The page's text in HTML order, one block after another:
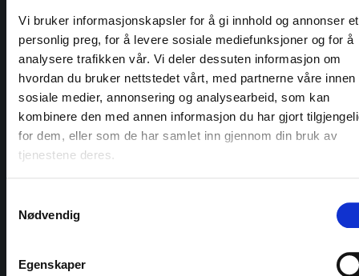
Vi bruker informasjonskapsler for å gi innhold og annonser et
personlig preg, for å levere sosiale mediefunksjoner og for å
analysere trafikken vår. Vi deler dessuten informasjon om
hvordan du bruker nettstedet vårt, med partnerne våre innen
sosiale medier, annonsering og analysearbeid, som kan
kombinere den med annen informasjon du har gjort
for dem, eller som de har samlet inn gjennom din bruk av
tjenestene deres.
Nødvendig
Egenskaper
Brøyting
Vi brøyter vei for deg!
Driftskontrakt 2021-2027.
Fv51 Valdresflye- Maurvangen - Fagernes.
Aktuelt